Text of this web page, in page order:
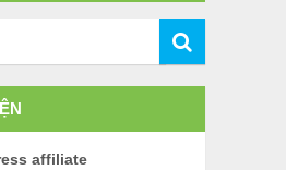
affiliate